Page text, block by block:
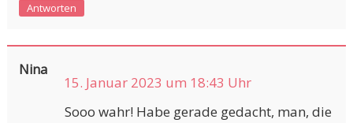
Antworten
Nina
15. Januar 2023 um 18:43 Uhr
Sooo wahr! Habe gerade gedacht, man, die